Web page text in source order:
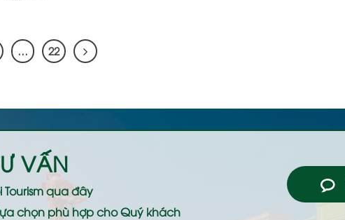
… 22
VẤN
Tourismqua đây
chọn phù hợp cho Quý khách